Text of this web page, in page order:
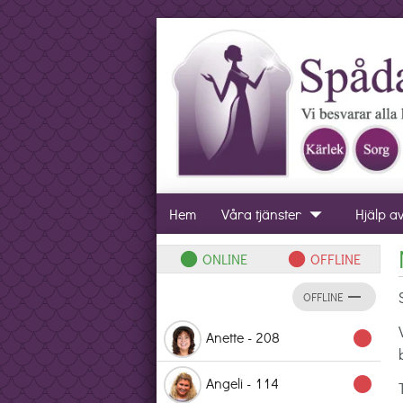
Hem Våra tjänster arrow_drop_down Hjälp
lens ONLINE lens OFFLINE
OFFLINE remove
Anette - 208 lens
Angeli - 114 lens